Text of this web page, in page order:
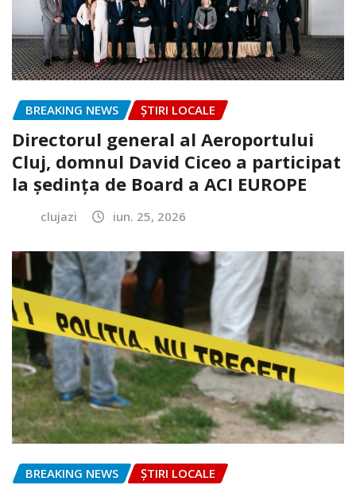
BREAKING NEWS ȘTIRI LOCALE
Directorul general al Aeroportului
Cluj, domnul David Ciceo a participat
la ședința de Board a ACI EUROPE
clujazi iun. 25, 2026
BREAKING NEWS ȘTIRI LOCALE